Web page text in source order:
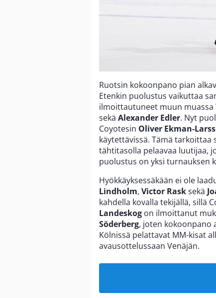
Ruotsin kokoonpano pian
Etenkin puolustus vaikuttaa
ilmoittautuneet muun muassa
sekä Alexander Edler. Nyt
Coyotesin Oliver Ekman-
käytettävissä. Tämä tarkoittaa
tähtitasolla pelaavaa luutijaa,
puolustus on yksi turnauksen
Hyökkäyksessäkään ei ole
Lindholm, Victor Rasksekä
kahdella kovalla tekijällä, sillä
Landeskog on ilmoittanut
Söderberg, joten kokoonpano
Kölnissä pelattavat MM-kisat
avausottelussaan Venäjän.